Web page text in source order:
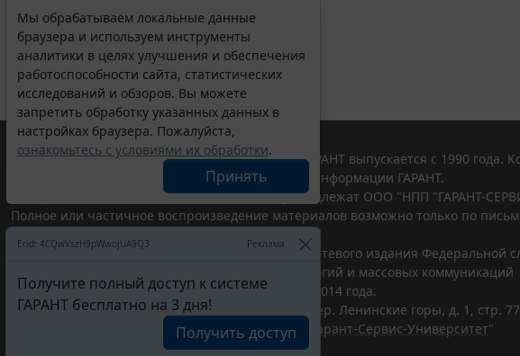
Выберите тему программы повышения квалификации
для юристов ...
Мы обрабатываем локальные данные
браузера и используем инструменты
аналитики в целях улучшения и обеспечения
работоспособности сайта, статистических
исследований и обзоров. Вы можете
запретить обработку указанных данных в
настройках браузера. Пожалуйста,
ознакомьтесь с условиями их обработки.
Принять
Erid: 4CQwVszH9pWwojUA9Q3 Реклама
Получите полный доступ к системе
ГАРАНТ бесплатно на 3 дня!
Получить доступ
© ООО "НПП "ГАРАНТ-СЕРВИС", 2026. Система ГАРАНТ выпускается с 1990 года.
участниками Российской ассоциации правовой информации ГАРАНТ.
Все права на материалы сайта ГАРАНТ.РУ принадлежат ООО "НПП "ГАРАНТ-
Полное или частичное воспроизведение материалов возможно только по
Портал ГАРАНТ.РУ зарегистрирован в качестве сетевого издания Федеральной
надзору в сфере связи,информационных технологий и массовых коммуникаций
(Роскомнадзором), Эл № ФС77-58365 от 18 июня 2014 года.
ООО "НПП "ГАРАНТ-СЕРВИС", 119234, г. Москва, тер. Ленинские горы, д. 1, стр.
Разработчик ЭПС Система ГАРАНТ – ООО "НПП "
Гарант-Сервис-Университет"